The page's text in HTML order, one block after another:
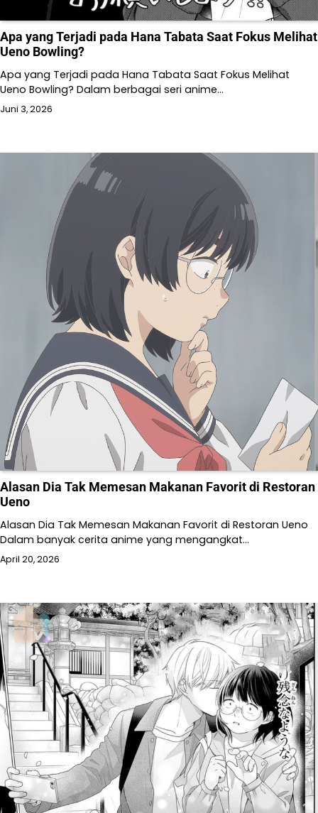
Apa yang Terjadi pada Hana Tabata Saat Fokus Melihat
Ueno Bowling?
Apa yang Terjadi pada Hana Tabata Saat Fokus Melihat
Ueno Bowling? Dalam berbagai seri anime…
Juni 3, 2026
Alasan Dia Tak Memesan Makanan Favorit di Restoran
Ueno
Alasan Dia Tak Memesan Makanan Favorit di Restoran Ueno
Dalam banyak cerita anime yang mengangkat…
April 20, 2026